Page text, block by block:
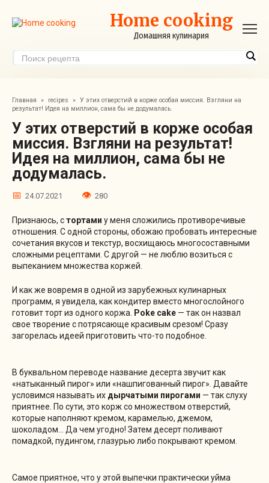
контенту
Home cooking
Домашняя кулинария
Главная » recipes » У этих отверстий в корже особая миссия. Взгляни на
результат! Идея на миллион, сама бы не додумалась.
У этих отверстий в корже особая
миссия. Взгляни на результат!
Идея на миллион, сама бы не
додумалась.
24.07.2021 280
Признаюсь, стортами у меня сложились противоречивые
отношения. С одной стороны, обожаю пробовать интересные
сочетания вкусов и текстур, восхищаюсь многосоставными
сложными рецептами. С другой — не люблю возиться с
выпеканием множества коржей.
И как же вовремя в одной из зарубежных кулинарных
программ, я увидела, как кондитер вместо многослойного
готовит торт из одного коржа.
Poke cake — так он назвал
свое творение с потрясающе красивым срезом! Сразу
загорелась идеей приготовить что-то подобное.
В буквальном переводе название десерта звучит как
«натыканный пирог» или «нашпигованный пирог». Давайте
условимся называть их дырчатыми пирогами — так слуху
приятнее. По сути, это корж со множеством отверстий,
которые наполняют кремом, карамелью, джемом,
шоколадом… Да чем угодно! Затем десерт поливают
помадкой, пудингом, глазурью либо покрывают кремом.
Самое приятное, что у этой выпечки практически уйма